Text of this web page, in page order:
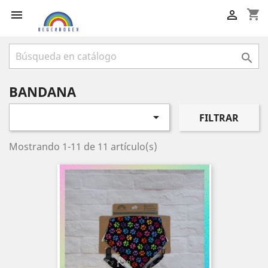
 shopping_cart


BANDANA
 FILTRAR
Mostrando 1-11 de 11 artículo(s)